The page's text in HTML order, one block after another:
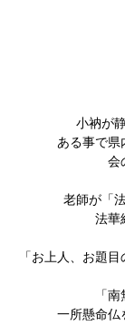
小衲が
ある事で県
会
老師が「
法華
「お上人、お題
「
一所懸命仏